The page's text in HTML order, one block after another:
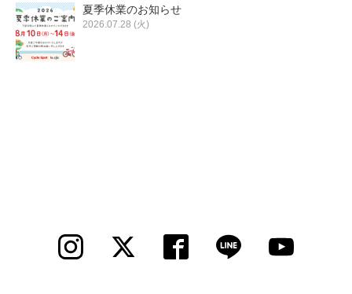
夏季休業のお知らせ
2026.07.28 (火)